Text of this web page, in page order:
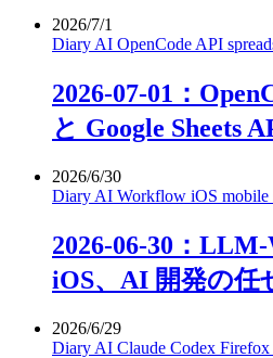
2026/7/1
Diary AI OpenCode API
2026-07-01：
と Google Sheets
2026/6/30
Diary AI Workflow iOS mobile
2026-06-30：
iOS、AI 開発の任
2026/6/29
Diary AI Claude Codex Firefox